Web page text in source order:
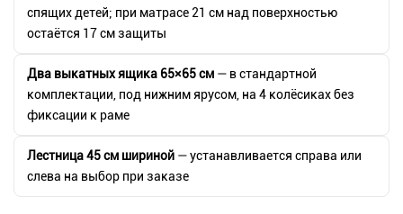
спящих детей; при матрасе 21 см над поверхностью
остаётся 17 см защиты
Два выкатных ящика 65×65 см — в стандартной
комплектации, под нижним ярусом, на 4 колёсиках без
фиксации к раме
Лестница 45 см шириной — устанавливается справа или
слева на выбор при заказе